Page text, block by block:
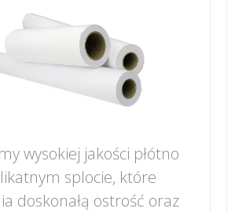
wysokiej jakości płótno
splocie, które
doskonałą ostrość oraz